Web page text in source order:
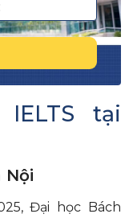
tại
Nội
Đại học Bách